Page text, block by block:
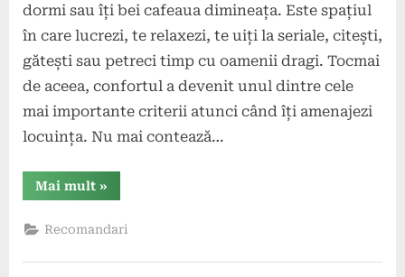
dormi sau îți bei cafeaua dimineața. Este spațiul
în care lucrezi, te relaxezi, te uiți la seriale, citești,
gătești sau petreci timp cu oamenii dragi. Tocmai
de aceea, confortul a devenit unul dintre cele
mai importante criterii atunci când îți amenajezi
locuința. Nu mai contează…
Mai mult“Trenduri
de
pentru
acasă
merită
»
Recomandari